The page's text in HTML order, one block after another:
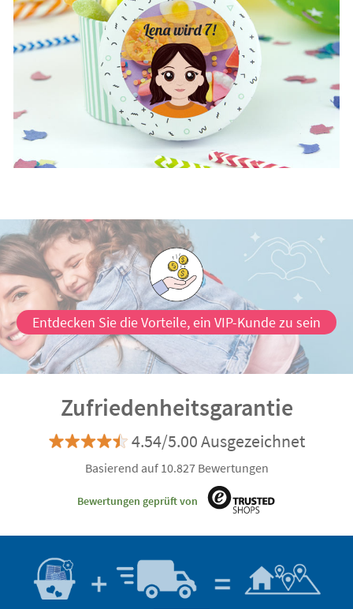
Entdecken Sie die Vorteile, ein VIP-Kunde zu sein
Zufriedenheitsgarantie
4.54/5.00 Ausgezeichnet
Basierend auf 10.827 Bewertungen
Bewertungen geprüft von